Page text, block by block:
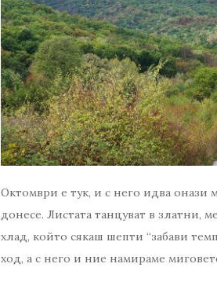
Октомври е тук, и с него идва онази
донесе. Листата танцуват в златни,
хлад, който сякаш шепти “забави
ход, а с него и ние намираме